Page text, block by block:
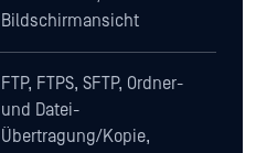
Bildschirmansicht
FTP, FTPS, SFTP, Ordner-
und Datei-
Übertragung/Kopie,